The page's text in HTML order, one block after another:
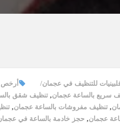
للتنظيف في عجمان أرخص
سريع بالساعة عجمان, تنظيف شقق
, تنظيف مفروشات بالساعة عجمان,
عجمان, حجز خادمة بالساعة في